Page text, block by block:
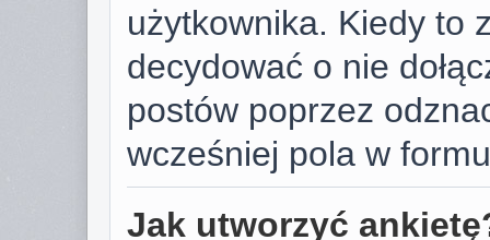
użytkownika. Kiedy to
decydować o nie
postów poprzez
wcześniej pola w
Jak utworzyć